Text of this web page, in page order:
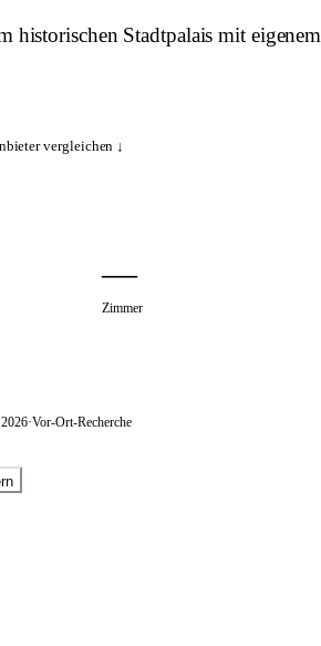
historischen Stadtpalais mit eigenem
vergleichen ↓
—
Zimmer
·Vor-Ort-Recherche